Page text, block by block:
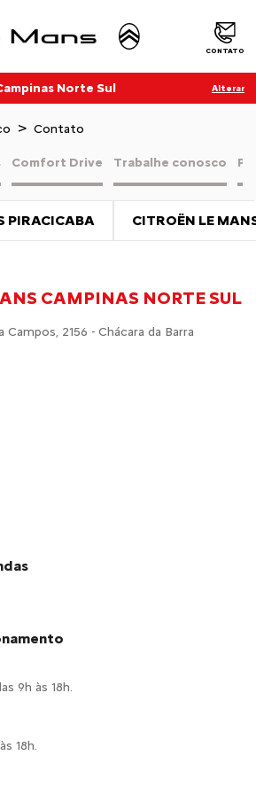
CONTATO
Norte Sul Alterar
Contato
Comfort Drive Trabalhe conosco
PIRACICABA CITROËN LE
CAMPINAS NORTE SUL
2156 - Chácara da Barra
9h às 18h.
18h.